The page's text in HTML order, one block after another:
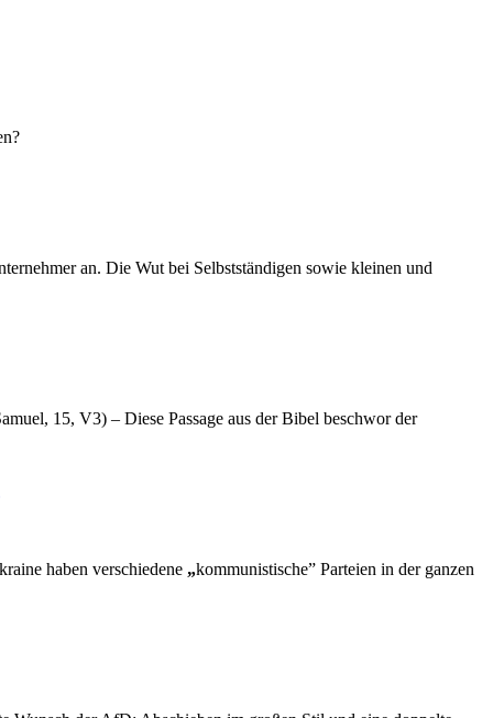
an. Die Wut bei Selbstständigen sowie kleinen und
15, V3) – Diese Passage aus der Bibel beschwor der
haben verschiedene „kommunistische” Parteien in der ganzen